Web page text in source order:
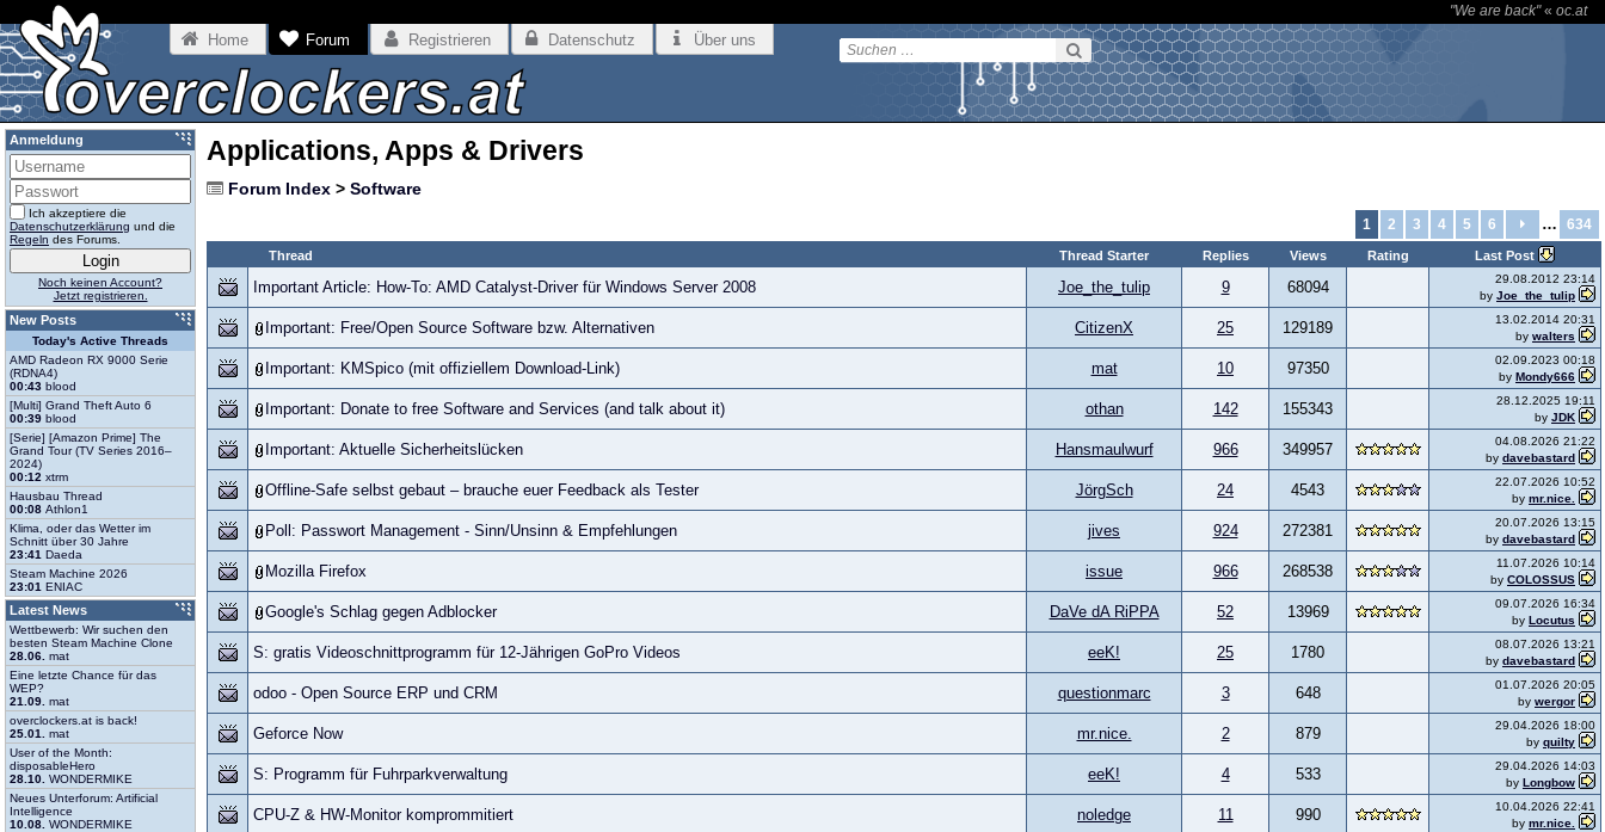
"We are back"« oc.at
Home Forum Registrieren Datenschutz Über uns
Applications, Apps & Drivers
Forum Index > Software
1 2 3 4 5 6 … 634
Thread Thread Starter Replies Views Rating Last Post
Important Article: How-To: AMD Catalyst-Driver für Windows Server 2008 Joe_the_tulip 9 68094
29.08.2012 23:14
by Joe_the_tulip
Important: Free/Open Source Software bzw. Alternativen CitizenX 25 129189
13.02.2014 20:31
by walters
Important: KMSpico (mit offiziellem Download-Link) mat 10 97350
02.09.2023 00:18
by Mondy666
Important: Donate to free Software and Services (and talk about it) othan 142 155343
28.12.2025 19:11
by JDK
Important: Aktuelle Sicherheitslücken Hansmaulwurf 966 349957
04.08.2026 21:22
by davebastard
Offline-Safe selbst gebaut – brauche euer Feedback als Tester JörgSch 24 4543
22.07.2026 10:52
by mr.nice.
Poll: Passwort Management - Sinn/Unsinn & Empfehlungen jives 924 272381
20.07.2026 13:15
by davebastard
Mozilla Firefox issue 966 268538
11.07.2026 10:14
by COLOSSUS
Google's Schlag gegen Adblocker DaVe dA RiPPA 52 13969
09.07.2026 16:34
by Locutus
S: gratis Videoschnittprogramm für 12-Jährigen GoPro Videos eeK! 25 1780
08.07.2026 13:21
by davebastard
odoo - Open Source ERP und CRM questionmarc 3 648
01.07.2026 20:05
by wergor
Geforce Now mr.nice. 2 879
29.04.2026 18:00
by quilty
S: Programm für Fuhrparkverwaltung eeK! 4 533
29.04.2026 14:03
by Longbow
CPU-Z & HW-Monitor komprommitiert noledge 11 990
10.04.2026 22:41
by mr.nice.
Anmeldung
Ich akzeptiere die
Datenschutzerklärung und die
Regeln des Forums.
Noch keinen Account?
Jetzt registrieren.
New Posts
Today's Active Threads
AMD Radeon RX 9000 Serie
(RDNA4)
00:43 blood
[Multi] Grand Theft Auto 6
00:39 blood
[Serie] [Amazon Prime] The
Grand Tour (TV Series 2016–
2024)
00:12 xtrm
Hausbau Thread
00:08 Athlon1
Klima, oder das Wetter im
Schnitt über 30 Jahre
23:41 Daeda
Steam Machine 2026
23:01 ENIAC
Latest News
Wettbewerb: Wir suchen den
besten Steam Machine Clone
28.06. mat
Eine letzte Chance für das
WEP?
21.09. mat
overclockers.at is back!
25.01.
mat
User of the Month:
disposableHero
28.10. WONDERMIKE
Neues Unterforum: Artificial
Intelligence
10.08. WONDERMIKE